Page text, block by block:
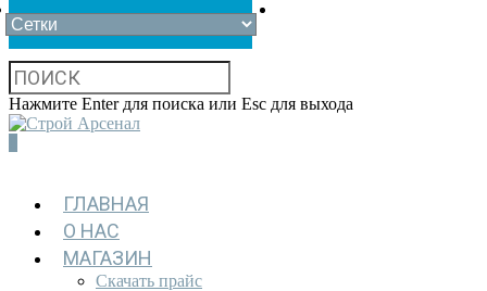
Нажмите Enter для поиска или Esc для выхода
ГЛАВНАЯ
О НАС
МАГАЗИН
Скачать прайс